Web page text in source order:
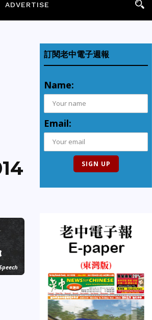
ADVERTISE
-
訂閱老中電子週報
Name:
Email: